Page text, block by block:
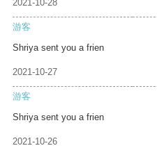
2021-10-28
游客
Shriya sent you a frien
2021-10-27
游客
Shriya sent you a frien
2021-10-26